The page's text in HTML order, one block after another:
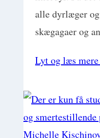
alle dyrlæger
skægagaer og
Lyt og læs mere